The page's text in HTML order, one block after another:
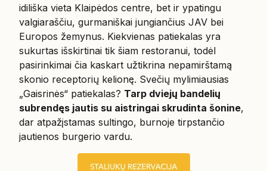
idiliška vieta Klaipėdos centre, bet ir ypatingu
valgiaraščiu, gurmaniškai jungiančius JAV bei
Europos žemynus. Kiekvienas patiekalas yra
sukurtas išskirtinai tik šiam restoranui, todėl
pasirinkimai čia kaskart užtikrina nepamirštamą
skonio receptorių kelionę. Svečių mylimiausias
„Gaisrinės“ patiekalas? Tarp dviejų bandelių
subrendęs jautis su aistringai skrudinta šonine,
dar atpažįstamas sultingo, burnoje tirpstančio
jautienos burgerio vardu.